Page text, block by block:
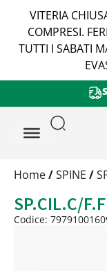
VITERIA
COMPRESI.
TUTTI I SABATI
Trattamento
Peso
Quantità
Home/SPINE /
SP.CIL.C/
Codice: